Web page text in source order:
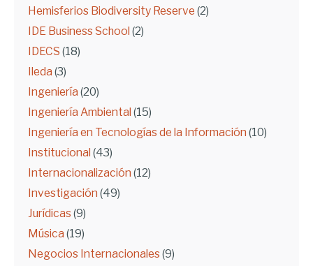
Hemisferios Biodiversity Reserve (2)
IDE Business School (2)
IDECS (18)
Ileda (3)
Ingeniería (20)
Ingeniería Ambiental (15)
Ingeniería en Tecnologías de la Información (10)
Institucional (43)
Internacionalización (12)
Investigación (49)
Jurídicas (9)
Música (19)
Negocios Internacionales (9)